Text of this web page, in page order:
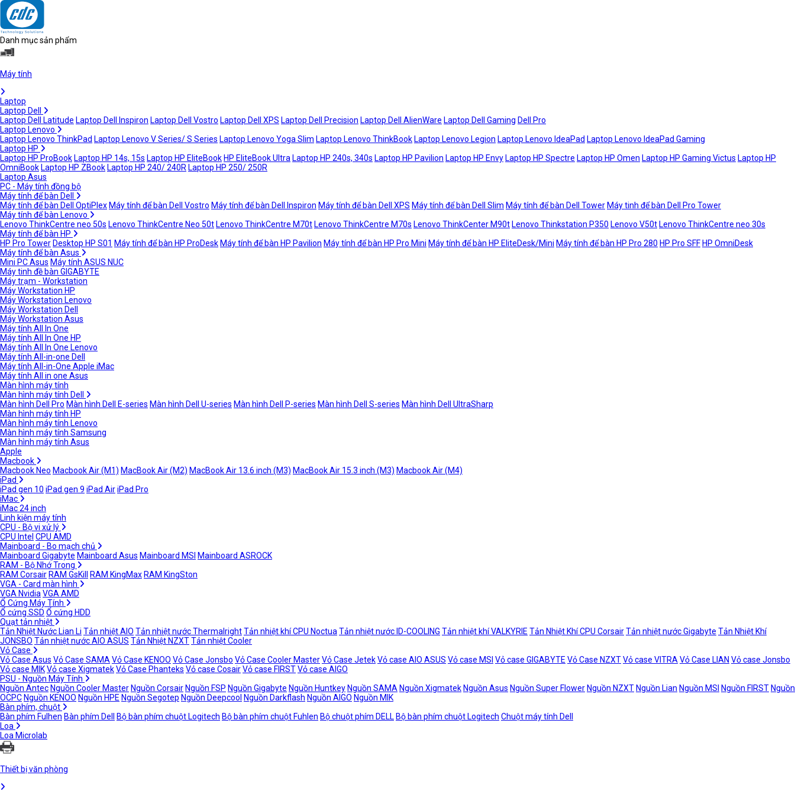
Danh mục sản phẩm
Máy tính
Laptop
Laptop Dell
Laptop Dell Latitude Laptop Dell Inspiron Laptop Dell Vostro Laptop Dell XPS Laptop Dell Precision Laptop Dell AlienWare Laptop Dell Gaming Dell Pro
Laptop Lenovo
Laptop Lenovo ThinkPad Laptop Lenovo V Series/ S Series Laptop Lenovo Yoga Slim Laptop Lenovo ThinkBook Laptop Lenovo Legion Laptop Lenovo IdeaPad Laptop Lenovo IdeaPad Gaming
Laptop HP
Laptop HP ProBook Laptop HP 14s, 15s Laptop HP EliteBook HP EliteBook Ultra Laptop HP 240s, 340s Laptop HP Pavilion Laptop HP Envy Laptop HP Spectre Laptop HP Omen Laptop HP Gaming Victus Laptop HP
OmniBook Laptop HP ZBook Laptop HP 240/ 240R Laptop HP 250/ 250R
Laptop Asus
PC - Máy tính đồng bộ
Máy tính để bàn Dell
Máy tính để bàn Dell OptiPlex Máy tính để bàn Dell Vostro Máy tính để bàn Dell Inspiron Máy tính để bàn Dell XPS Máy tính để bàn Dell Slim Máy tính để bàn Dell Tower Máy tinh để bàn Dell Pro Tower
Máy tính để bàn Lenovo
Lenovo ThinkCentre neo 50s Lenovo ThinkCentre Neo 50t Lenovo ThinkCentre M70t Lenovo ThinkCentre M70s Lenovo ThinkCenter M90t Lenovo Thinkstation P350 Lenovo V50t Lenovo ThinkCentre neo 30s
Máy tính để bàn HP
HP Pro Tower Desktop HP S01 Máy tính để bàn HP ProDesk Máy tính để bàn HP Pavilion Máy tính để bàn HP Pro Mini Máy tính để bàn HP EliteDesk/Mini Máy tính để bàn HP Pro 280 HP Pro SFF HP OmniDesk
Máy tính để bàn Asus
Mini PC Asus Máy tính ASUS NUC
Máy tinh đề bàn GIGABYTE
Máy trạm - Workstation
Máy Workstation HP
Máy Workstation Lenovo
Máy Workstation Dell
Máy Workstation Asus
Máy tính All In One
Máy tính All In One HP
Máy tính All In One Lenovo
Máy tính All-in-one Dell
Máy tính All-in-One Apple iMac
Máy tính All in one Asus
Màn hình máy tính
Màn hình máy tính Dell
Màn hình Dell Pro Màn hình Dell E-series Màn hình Dell U-series Màn hình Dell P-series Màn hình Dell S-series Màn hình Dell UltraSharp
Màn hình máy tính HP
Màn hình máy tính Lenovo
Màn hình máy tính Samsung
Màn hình máy tính Asus
Apple
Macbook
Macbook Neo Macbook Air (M1) MacBook Air (M2) MacBook Air 13.6 inch (M3) MacBook Air 15.3 inch (M3) Macbook Air (M4)
iPad
iPad gen 10 iPad gen 9 iPad AiriPad Pro
iMac
iMac 24 inch
Linh kiện máy tính
CPU - Bộ vi xử lý
CPU Intel CPU AMD
Mainboard - Bo mạch chủ
Mainboard Gigabyte Mainboard Asus Mainboard MSI Mainboard ASROCK
RAM - Bộ Nhớ Trong
RAM Corsair RAM GsKill RAM KingMax RAM KingSton
VGA - Card màn hình
VGA Nvidia VGA AMD
Ổ Cứng Máy Tính
Ổ cứng SSD Ổ cứng HDD
Quạt tản nhiệt
Tản Nhiệt Nước Lian Li Tản nhiệt AIO Tản nhiệt nước ThermalrightTản nhiệt khí CPU Noctua Tản nhiệt nước ID-COOLING Tản nhiệt khí VALKYRIE Tản Nhiệt Khí CPU CorsairTản nhiệt nước Gigabyte Tản Nhiệt Khí
JONSBO Tản nhiệt nước AIO ASUS Tản Nhiệt NZXTTản nhiệt Cooler
Vỏ Case
Vỏ Case Asus Vỏ Case SAMA Vỏ Case KENOO Vỏ Case Jonsbo Vỏ Case Cooler MasterVỏ Case JetekVỏ case AIO ASUS Vỏ case MSI Vỏ case GIGABYTE Vỏ Case NZXTVỏ case VITRA Vỏ Case LIAN Vỏ case Jonsbo
Vỏ case MIKVỏ case XigmatekVỏ Case Phanteks Vỏ case CosairVỏ case FIRSTVỏ case AIGO
PSU - Nguồn Máy Tính
Nguồn Antec Nguồn Cooler Master Nguồn Corsair Nguồn FSP Nguồn Gigabyte Nguồn Huntkey Nguồn SAMA Nguồn Xigmatek Nguồn Asus Nguồn Super Flower Nguồn NZXT Nguồn Lian Nguồn MSI Nguồn FIRST Nguồn
OCPC Nguồn KENOO Nguồn HPE Nguồn Segotep Nguồn Deepcool Nguồn Darkflash Nguồn AIGO Nguồn MIK
Bàn phím, chuột
Bàn phím Fulhen Bàn phím Dell Bộ bàn phím chuột Logitech Bộ bàn phím chuột Fuhlen Bộ chuột phím DELL Bộ bàn phím chuột Logitech Chuột máy tính Dell
Loa
Loa Microlab
Thiết bị văn phòng